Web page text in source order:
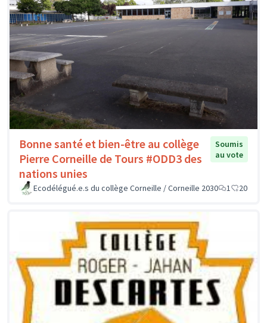
Bonne santé et bien-être au collège
Pierre Corneille de Tours #ODD3 des
nations unies
Soumis
au vote
Ecodélégué.e.s du collège Corneille / Corneille 2030 1 20